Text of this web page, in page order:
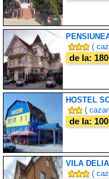
(
de la:
HOSTEL
(
de la:
VILA DELIA
(